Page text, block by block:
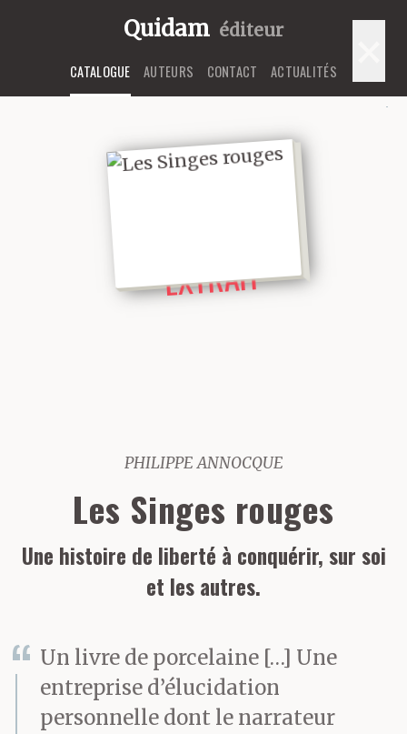
Quidam éditeur
CATALOGUE AUTEURS CONTACT ACTUALITÉS
EXTRAIT
PHILIPPE ANNOCQUE
Les Singes rouges
Une histoire de liberté à conquérir, sur soi
et les autres.
Un livre de porcelaine […] Une
entreprise d’élucidation
personnelle dont le narrateur